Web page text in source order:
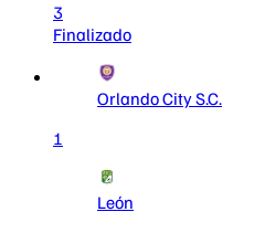
3
Finalizado
Orlando City S.C.
1
León